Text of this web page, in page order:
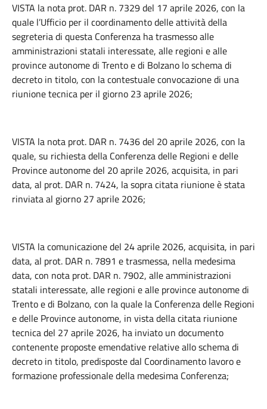
VISTA la nota prot. DAR n. 7329 del 17 aprile 2026, con la
quale l’Ufficio per il coordinamento delle attività della
segreteria di questa Conferenza ha trasmesso alle
amministrazioni statali interessate, alle regioni e alle
province autonome di Trento e di Bolzano lo schema di
decreto in titolo, con la contestuale convocazione di una
riunione tecnica per il giorno 23 aprile 2026;
VISTA la nota prot. DAR n. 7436 del 20 aprile 2026, con la
quale, su richiesta della Conferenza delle Regioni e delle
Province autonome del 20 aprile 2026, acquisita, in pari
data, al prot. DAR n. 7424, la sopra citata riunione è stata
rinviata al giorno 27 aprile 2026;
VISTA la comunicazione del 24 aprile 2026, acquisita, in pari
data, al prot. DAR n. 7891 e trasmessa, nella medesima
data, con nota prot. DAR n. 7902, alle amministrazioni
statali interessate, alle regioni e alle province autonome di
Trento e di Bolzano, con la quale la Conferenza delle Regioni
e delle Province autonome, in vista della citata riunione
tecnica del 27 aprile 2026, ha inviato un documento
contenente proposte emendative relative allo schema di
decreto in titolo, predisposte dal Coordinamento lavoro e
formazione professionale della medesima Conferenza;